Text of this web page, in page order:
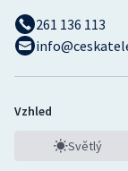
261 136 113
Vzhled
Světlý